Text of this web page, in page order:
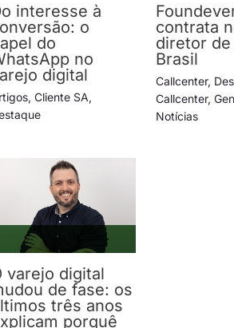
interesse à
o
do
no
digital
,Cliente SA,
contrata
diretor de
Brasil
Callcenter,
Callcenter,
Notícias
varejo digital
de fase: os
três anos
porquê